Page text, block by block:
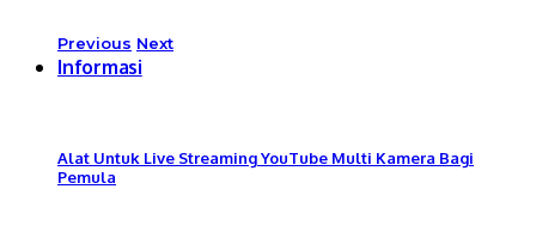
Previous Next
Informasi
Alat Untuk Live Streaming YouTube Multi Kamera Bagi
Pemula